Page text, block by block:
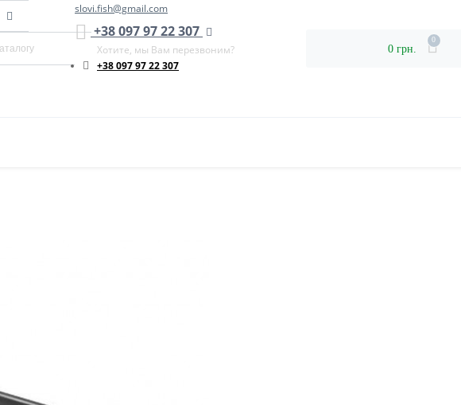
slovi.fish@gmail.com
+38 097 97 22 307
Хотите, мы Вам перезвоним?
+38 097 97 22 307
0 грн.
0